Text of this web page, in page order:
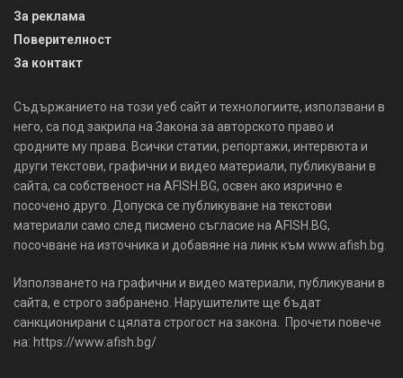
За реклама
Поверителност
За контакт
Съдържанието на този уеб сайт и технологиите, използвани в
него, са под закрила на Закона за авторското право и
сродните му права. Всички статии, репортажи, интервюта и
други текстови, графични и видео материали, публикувани в
сайта, са собственост на AFISH.BG, освен ако изрично е
посочено друго. Допуска се публикуване на текстови
материали само след писмено съгласие на AFISH.BG,
посочване на източника и добавяне на линк към www.afish.bg.
Използването на графични и видео материали, публикувани в
сайта, е строго забранено. Нарушителите ще бъдат
санкционирани с цялата строгост на закона. Прочети повече
на: https://www.afish.bg/